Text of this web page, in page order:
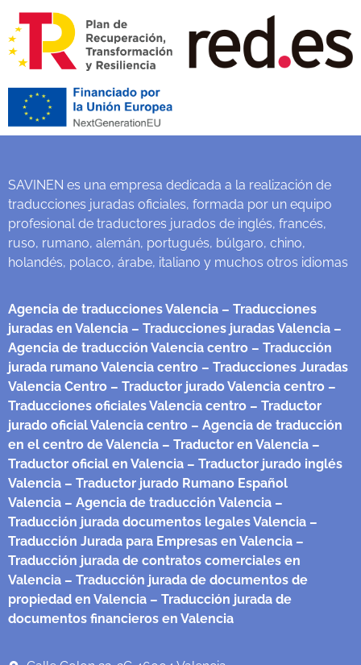
SAVINEN es una empresa dedicada a la realización de
traducciones juradas oficiales, formada por un equipo
profesional de traductores jurados de inglés, francés,
ruso, rumano, alemán, portugués, búlgaro, chino,
holandés, polaco, árabe, italiano y muchos otros idiomas
Agencia de traducciones Valencia – Traducciones
juradas en Valencia – Traducciones juradas Valencia –
Agencia de traducción Valencia centro – Traducción
jurada rumano Valencia centro – Traducciones Juradas
Valencia Centro – Traductor jurado Valencia centro –
Traducciones oficiales Valencia centro – Traductor
jurado oficial Valencia centro – Agencia de traducción
en el centro de Valencia – Traductor en Valencia –
Traductor oficial en Valencia – Traductor jurado inglés
Valencia – Traductor jurado Rumano Español
Valencia – Agencia de traducción Valencia –
Traducción jurada documentos legales Valencia –
Traducción Jurada para Empresas en Valencia –
Traducción jurada de contratos comerciales en
Valencia – Traducción jurada de documentos de
propiedad en Valencia – Traducción jurada de
documentos financieros en Valencia